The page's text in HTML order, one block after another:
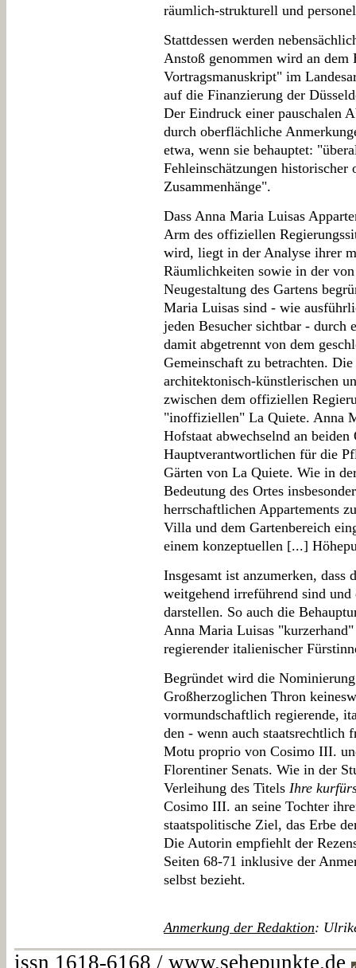
räumlich-strukturell und
Stattdessen werden
Anstoß genommen wird an dem
Vortragsmanuskript" im
auf die Finanzierung der
Der Eindruck einer pauschalen
durch oberflächliche
etwa, wenn sie behauptet:
Fehleinschätzungen
Zusammenhänge".
Dass Anna Maria Luisas
Arm des offiziellen
wird, liegt in der Analyse ihrer
Räumlichkeiten sowie in der
Neugestaltung des Gartens
Maria Luisas sind - wie
jeden Besucher sichtbar - durch
damit abgetrennt von dem
Gemeinschaft zu betrachten.
architektonisch-künstlerischen
zwischen dem offiziellen
"inoffiziellen" La Quiete. Anna
Hofstaat abwechselnd an
Hauptverantwortlichen für die
Gärten von La Quiete. Wie in
Bedeutung des Ortes
herrschaftlichen Appartements
Villa und dem Gartenbereich
einem konzeptuellen [...]
Insgesamt ist anzumerken,
weitgehend irreführend sind
darstellen. So auch die
Anna Maria Luisas
regierender italienischer
Begründet wird die
Großherzoglichen Thron
vormundschaftlich regierende,
den - wenn auch staatsrechtlich
Motu proprio von Cosimo III.
Florentiner Senats. Wie in der
Verleihung des Titels Ihre
Cosimo III. an seine Tochter
staatspolitische Ziel, das Erbe
Die Autorin empfiehlt der
Seiten 68-71 inklusive der
selbst bezieht.
Anmerkung der Redaktion:
issn 1618-6168 / www.sehepunkte.de